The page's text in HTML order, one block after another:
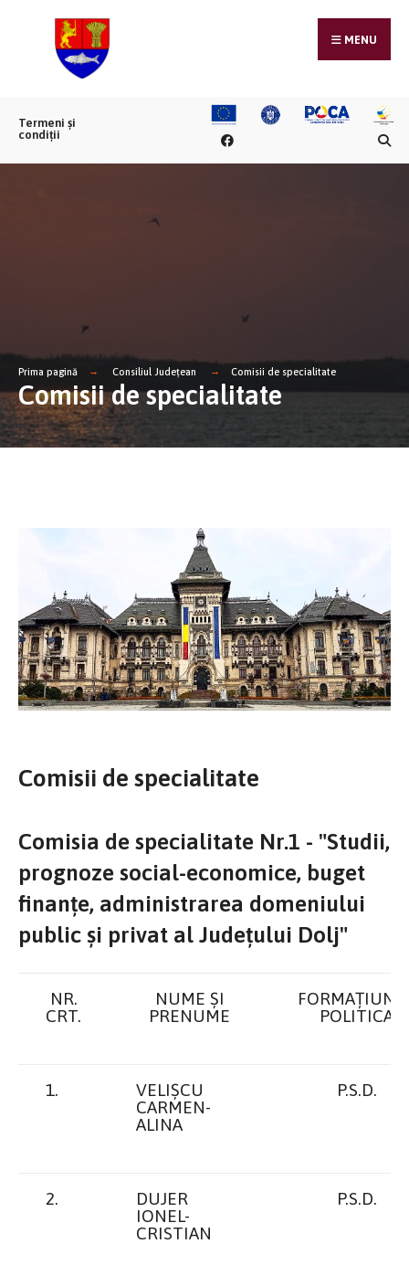
MENU
Termeni și
condiții
Prima pagină Consiliul Județean Comisii de specialitate
Comisii de specialitate
Comisii de specialitate
Comisia de specialitate Nr.1 - "Studii,
prognoze social-economice, buget
finanțe, administrarea domeniului
public și privat al Județului Dolj"
NR.
CRT.
NUME ŞI
PRENUME
POLITICA
1.
VELIȘCU
CARMEN-
ALINA
P.S.D.
2.
DUJER
IONEL-
CRISTIAN
P.S.D.